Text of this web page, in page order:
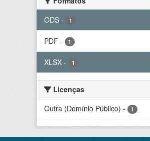
ODS - 1
PDF - 1
XLSX - 1
Licenças
Outra (Domínio Público) - 1